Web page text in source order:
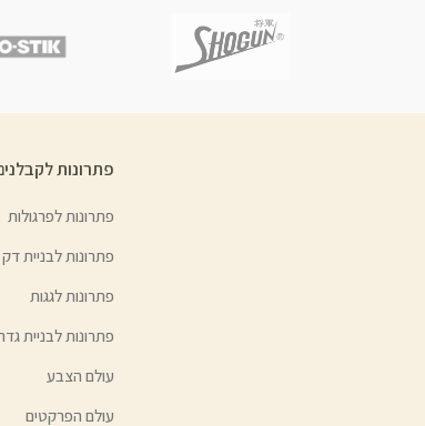
פתרונות
פתרונות לפרגולות
פתרונות לבניית דק
פתרונות לגגות
פתרונות לבניית
עולם הצבע
עולם הפרקטים